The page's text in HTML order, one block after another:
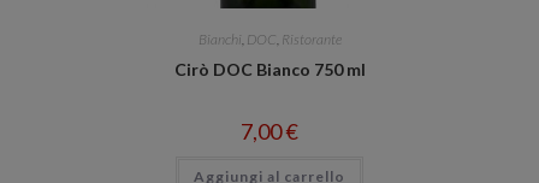
Bianchi, DOC, Ristorante
Cirò DOC Bianco 750 ml
7,00€
Aggiungi al carrello